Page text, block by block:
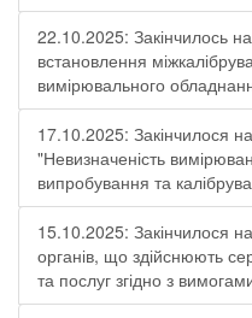
22.10.2025: Закінчилось
встановлення
вимірювального
17.10.2025: Закінчилося
"Невизначеність
випробування та
15.10.2025: Закінчилося
органів, що здійснюють
та послуг згідно з